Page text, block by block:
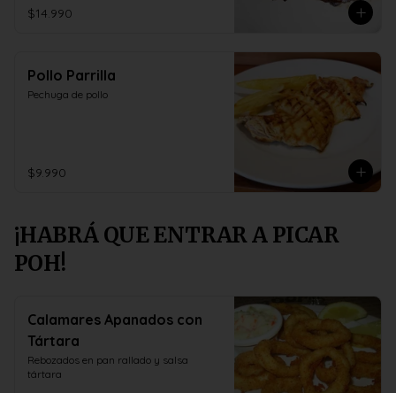
$14.990
Pollo Parrilla
Pechuga de pollo
$9.990
¡HABRÁ QUE ENTRAR A PICAR
POH!
Calamares Apanados con
Tártara
Rebozados en pan rallado y salsa
tártara